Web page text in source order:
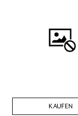
KAUFEN